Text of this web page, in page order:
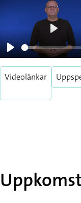
Play
Play
Videolänkar